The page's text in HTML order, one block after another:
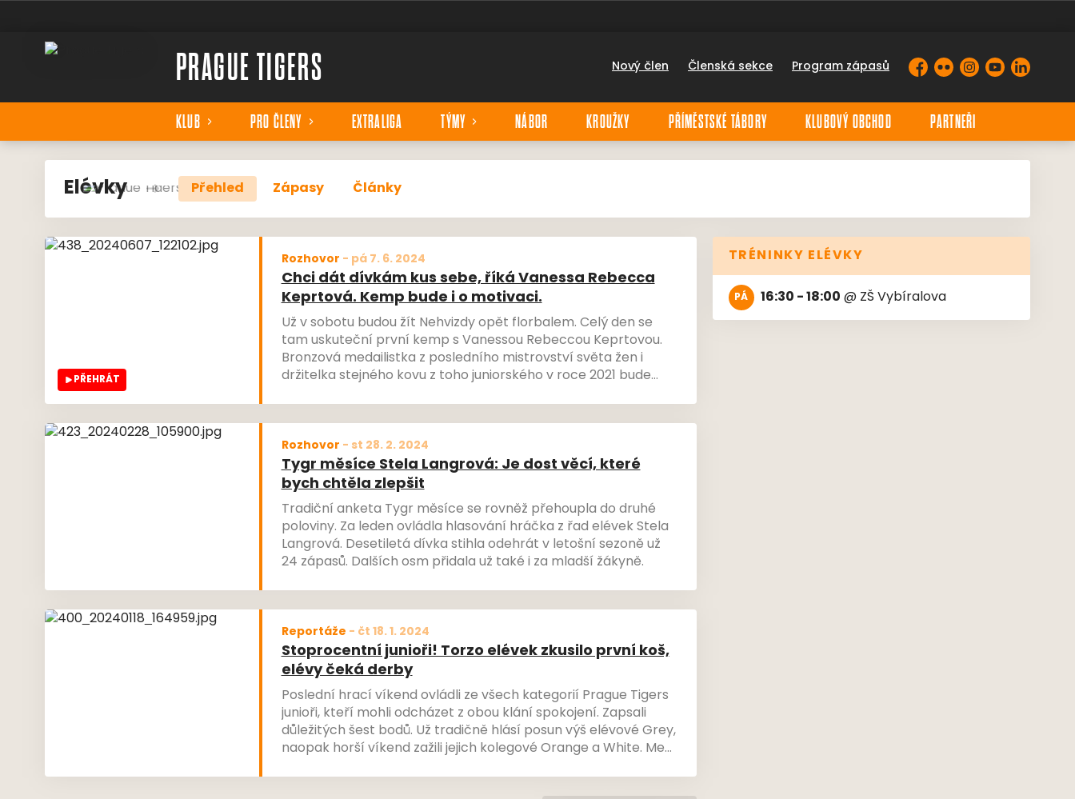
PRAGUE TIGERS Nový člen Členská sekce Program zápasů Facebook
FlickrInstagram
YouTubeLinkedIn
KLUB PRO ČLENY EXTRALIGA TÝMY NÁBOR KROUŽKY PŘÍMĚSTSKÉ TÁBORY KLUBOVÝ OBCHOD PARTNEŘI
Elévky Přehled Zápasy Články
PŘEHRÁT
Rozhovor - pá 7. 6. 2024
Chci dát dívkám kus sebe, říká Vanessa Rebecca
Keprtová. Kemp bude i o motivaci.
Už v sobotu budou žít Nehvizdy opět florbalem. Celý den se
tam uskuteční první kemp s Vanessou Rebeccou Keprtovou.
Bronzová medailistka z posledního mistrovství světa žen i
držitelka stejného kovu z toho juniorského v roce 2021 bude
Děvčata se mohou těšit nejen na cenné zkušenosti, ale i na
zajímavosti z reprezentace či života ve Švédsku.
Rozhovor - st 28. 2. 2024
Tygr měsíce Stela Langrová: Je dost věcí, které
bych chtěla zlepšit
Tradiční anketa Tygr měsíce se rovněž přehoupla do druhé
poloviny. Za leden ovládla hlasování hráčka z řad elévek Stela
Langrová. Desetiletá dívka stihla odehrát v letošní sezoně už
24 zápasů. Dalších osm přidala už také i za mladší žákyně.
Reportáže - čt 18. 1. 2024
Stoprocentní junioři! Torzo elévek zkusilo první koš,
elévy čeká derby
Poslední hrací víkend ovládli ze všech kategorií Prague Tigers
junioři, kteří mohli odcházet z obou klání spokojení. Zapsali
důležitých šest bodů. Už tradičně hlásí posun výš elévové Grey,
naopak horší víkend zažili jejich kolegové Orange a White. Mezi
hráček. Představili se také starší žáci i žákyně.
TRÉNINKY ELÉVKY
PÁ 16:30 - 18:00@ ZŠ Vybíralova